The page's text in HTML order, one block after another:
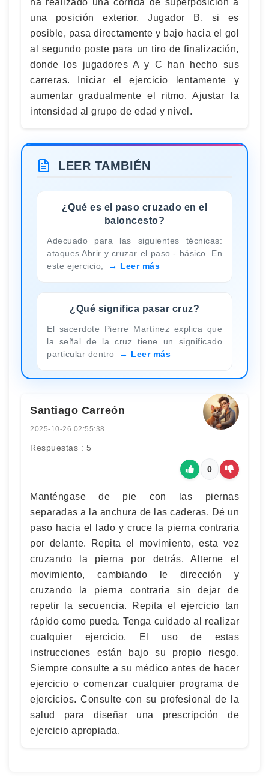
ha realizado una corrida de superposición a
una posición exterior. Jugador B, si es
posible, pasa directamente y bajo hacia el gol
al segundo poste para un tiro de finalización,
donde los jugadores A y C han hecho sus
carreras. Iniciar el ejercicio lentamente y
aumentar gradualmente el ritmo. Ajustar la
intensidad al grupo de edad y nivel.
LEER TAMBIÉN
¿Qué es el paso cruzado en el
baloncesto?
Adecuado para las siguientes técnicas:
ataques Abrir y cruzar el paso - básico. En
este ejercicio,
Leer más
¿Qué significa pasar cruz?
El sacerdote Pierre Martínez explica que
la señal de la cruz tiene un significado
particular dentro
Leer más
Santiago Carreón
2025-10-26 02:55:38
Respuestas : 5
0
Manténgase de pie con las piernas
separadas a la anchura de las caderas. Dé un
paso hacia el lado y cruce la pierna contraria
por delante. Repita el movimiento, esta vez
cruzando la pierna por detrás. Alterne el
movimiento, cambiando le dirección y
cruzando la pierna contraria sin dejar de
repetir la secuencia. Repita el ejercicio tan
rápido como pueda. Tenga cuidado al realizar
cualquier ejercicio. El uso de estas
instrucciones están bajo su propio riesgo.
Siempre consulte a su médico antes de hacer
ejercicio o comenzar cualquier programa de
ejercicios. Consulte con su profesional de la
salud para diseñar una prescripción de
ejercicio apropiada.